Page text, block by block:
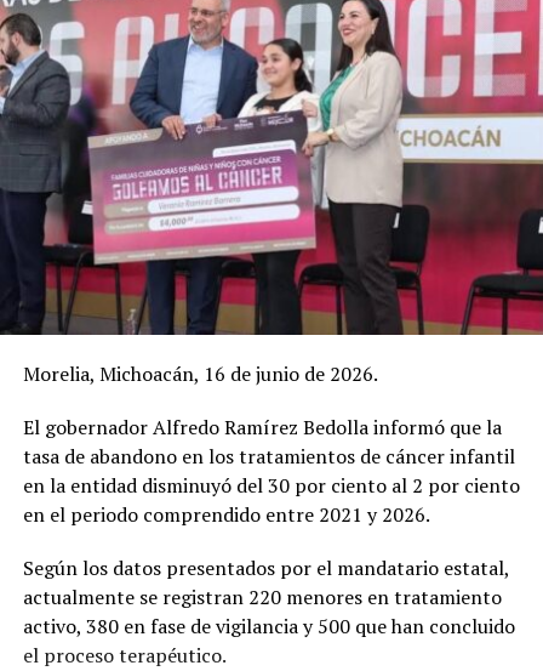
Morelia, Michoacán, 16 de junio de 2026.
El gobernador Alfredo Ramírez Bedolla informó que la
tasa de abandono en los tratamientos de cáncer infantil
en la entidad disminuyó del 30 por ciento al 2 por ciento
en el periodo comprendido entre 2021 y 2026.
Según los datos presentados por el mandatario estatal,
actualmente se registran 220 menores en tratamiento
activo, 380 en fase de vigilancia y 500 que han concluido
el proceso terapéutico.